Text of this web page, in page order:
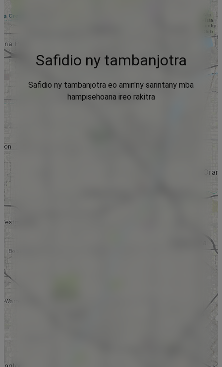
Safidio ny tambanjotra
Safidio ny tambanjotra eo amin'ny sarintany mba
hampisehoana ireo rakitra